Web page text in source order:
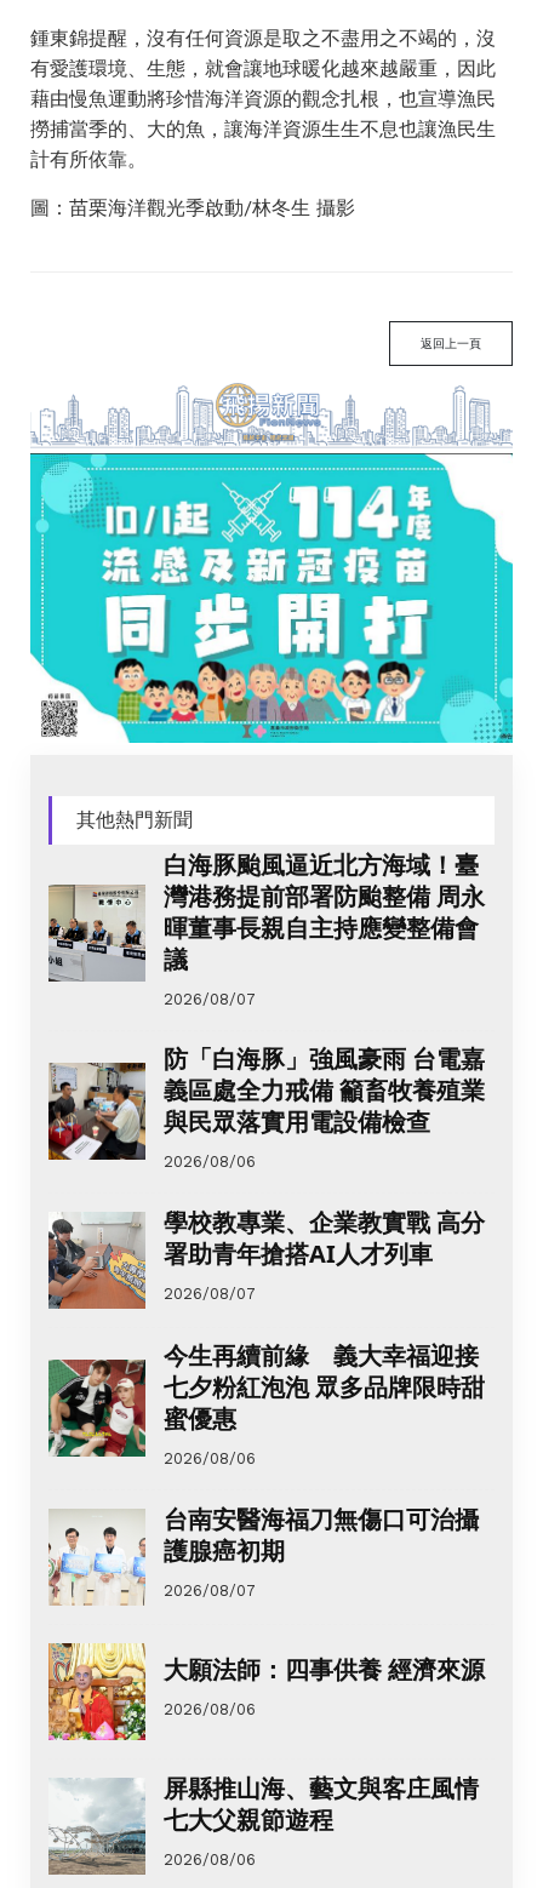
鍾東錦提醒，沒有任何資源是取之不盡用之不竭的，沒
有愛護環境、生態，就會讓地球暖化越來越嚴重，因此
藉由慢魚運動將珍惜海洋資源的觀念扎根，也宣導漁民
撈捕當季的、大的魚，讓海洋資源生生不息也讓漁民生
計有所依靠。
圖：苗栗海洋觀光季啟動/林冬生 攝影
返回上一頁
其他熱門新聞
白海豚颱風逼近北方海域！臺
灣港務提前部署防颱整備 周永
暉董事長親自主持應變整備會
議
2026/08/07
防「白海豚」強風豪雨 台電嘉
義區處全力戒備 籲畜牧養殖業
與民眾落實用電設備檢查
2026/08/06
學校教專業、企業教實戰 高分
署助青年搶搭AI人才列車
2026/08/07
今生再續前緣 義大幸福迎接
七夕粉紅泡泡 眾多品牌限時甜
蜜優惠
2026/08/06
台南安醫海福刀無傷口可治攝
護腺癌初期
2026/08/07
大願法師：四事供養 經濟來源
2026/08/06
屏縣推山海、藝文與客庄風情
七大父親節遊程
2026/08/06